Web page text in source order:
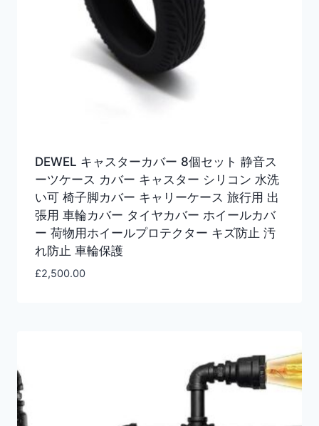
DEWEL キャスターカバー 8個セット 静音ス
ーツケース カバー キャスター シリコン 水洗
い可 椅子脚カバー キャリーケース 旅行用 出
張用 車輪カバー タイヤカバー ホイールカバ
ー 荷物用ホイールプロテクター キズ防止 汚
れ防止 車輪保護
£2,500.00